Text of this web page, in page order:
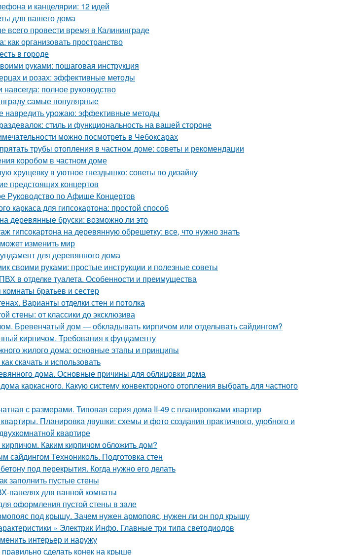
и канцелярии: 12 идей
для вашего дома
всего провести время в Калининграде
организовать пространство
в городе
руками: пошаговая инструкция
и розах: эффективные методы
навсегда: полное руководство
самые популярные
навредить урожаю: эффективные методы
стиль и функциональность на вашей стороне
можно посмотреть в Чебоксарах
трубы отопления в частном доме: советы и рекомендации
коробом в частном доме
хрущевку в уютное гнездышко: советы по дизайну
предстоящих концертов
Руководство по Афише Концертов
каркаса для гипсокартона: простой способ
деревянные бруски: возможно ли это
гипсокартона на деревянную обрешетку: все, что нужно знать
изменить мир
для деревянного дома
своими руками: простые инструкции и полезные советы
в отделке туалета. Особенности и преимущества
братьев и сестер
Варианты отделки стен и потолка
стены: от классики до эксклюзива
Бревенчатый дом — обкладывать кирпичом или отделывать сайдингом?
кирпичом. Требования к фундаменту
жилого дома: основные этапы и принципы
скачать и использовать
дома. Основные причины для облицовки дома
каркасного. Какую систему конвекторного отопления выбрать для частного
с размерами. Типовая серия дома II-49 с планировками квартир
Планировка двушки: схемы и фото создания практичного, удобного и
квартире
Каким кирпичом обложить дом?
сайдингом Технониколь. Подготовка стен
под перекрытия. Когда нужно его делать
заполнить пустые стены
панелях для ванной комнаты
оформления пустой стены в зале
под крышу. Зачем нужен армопояс, нужен ли он под крышу
» Электрик Инфо. Главные три типа светодиодов
интерьер и наружу
сделать конек на крыше